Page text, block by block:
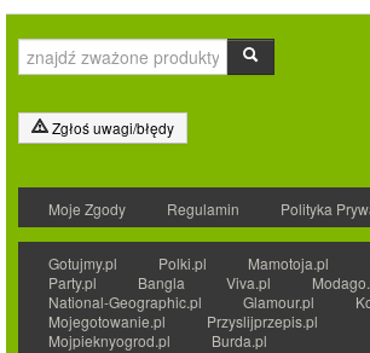
Zgłoś uwagi/błędy
Moje Zgody Regulamin Polityka
Gotujmy.pl Polki.pl Mamotoja.pl
Party.pl
Bangla Viva.pl
National-Geographic.pl
Glamour.pl
Mojegotowanie.pl
Przyslijprzepis.pl
Mojpieknyogrod.pl
Burda.pl